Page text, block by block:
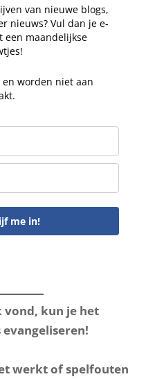
van nieuwe blogs,
nieuws? Vul dan je e-
een maandelijkse
en worden niet aan
me in!
vond, kun je het
werkt of spelfouten